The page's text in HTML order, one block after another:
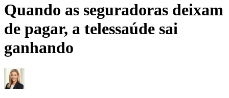
Quando as seguradoras deixam
de pagar, a telessaúde sai
ganhando